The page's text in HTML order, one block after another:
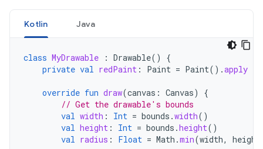
Kotlin Java
class MyDrawable : Drawable()
{
private val redPaint : Paint = Paint().apply
override fun draw(canvas : Canvas)
{
// Get the drawable's bounds
val width : Int = bounds .width()
val height : Int = bounds .height()
val radius : Float = Math .min(width, height